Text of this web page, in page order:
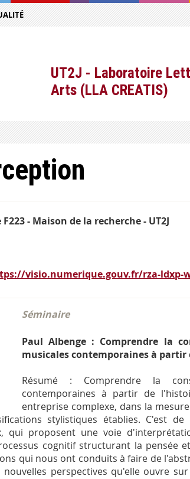
UT2J - Laboratoire
Arts (LLA CREATIS)
F223 - Maison de la recherche - UT2J
visio.numerique.gouv.fr/rza-ldxp-
Séminaire
Paul Albenge : Comprendre la
musicales contemporaines à
Résumé : Comprendre la
contemporaines à partir de
entreprise complexe, dans la
stylistiques établies. C'est
qui proposent une voie
cognitif structurant la pensée
qui nous ont conduits à faire de
perspectives qu'elle ouvre